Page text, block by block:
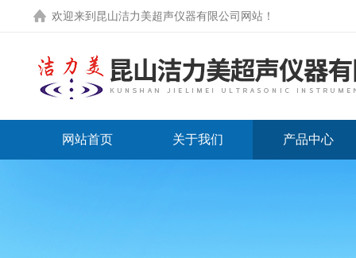
欢迎来到 昆山洁力美超声仪器有限公司网站 ！
网站首页 关于我们 产品中心